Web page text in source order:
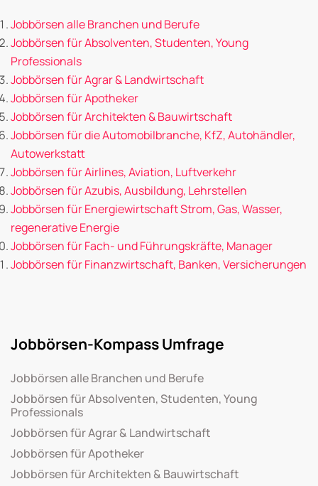
Jobbörsen alle Branchen und Berufe
Jobbörsen für Absolventen, Studenten, Young
Professionals
Jobbörsen für Agrar & Landwirtschaft
Jobbörsen für Apotheker
Jobbörsen für Architekten & Bauwirtschaft
Jobbörsen für die Automobilbranche, KfZ, Autohändler,
Autowerkstatt
Jobbörsen für Airlines, Aviation, Luftverkehr
Jobbörsen für Azubis, Ausbildung, Lehrstellen
Jobbörsen für Energiewirtschaft Strom, Gas, Wasser,
regenerative Energie
Jobbörsen für Fach- und Führungskräfte, Manager
Jobbörsen für Finanzwirtschaft, Banken, Versicherungen
Jobbörsen-Kompass Umfrage
Jobbörsen alle Branchen und Berufe
Jobbörsen für Absolventen, Studenten, Young
Professionals
Jobbörsen für Agrar & Landwirtschaft
Jobbörsen für Apotheker
Jobbörsen für Architekten & Bauwirtschaft